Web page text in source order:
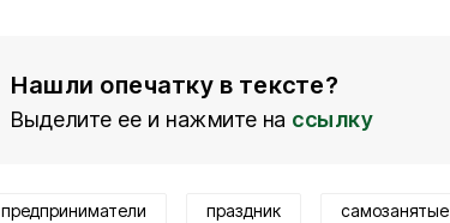
Нашли опечатку в тексте?
Выделите ее и нажмите на ссылку
предприниматели праздник самозанятые